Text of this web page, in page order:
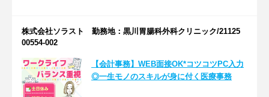
株式会社ソラスト 勤務地：黒川胃腸科外科クリニック/21125
00554-002
【会計事務】WEB面接OK*コツコツPC入力
◎一生モノのスキルが身に付く医療事務